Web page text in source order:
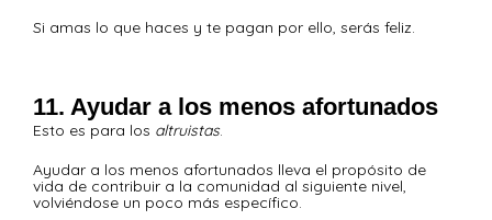
Si amas lo que haces y te pagan por ello, serás feliz.
11. Ayudar a los menos afortunados
Esto es para los altruistas.
Ayudar a los menos afortunados lleva el propósito de
vida de contribuir a la comunidad al siguiente nivel,
volviéndose un poco más específico.